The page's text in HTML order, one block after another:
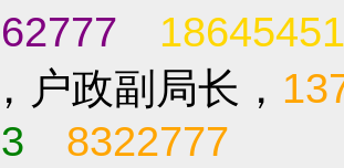
户政副局长，
8322777